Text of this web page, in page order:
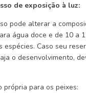
de exposição à luz:
pode alterar a
água doce e de 10 a
espécies. Caso seu
o desenvolvimento,
própria para os peixes: